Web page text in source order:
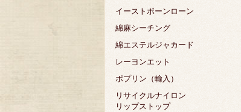
イーストボーンローン
綿麻シーチング
綿エステルジャカード
レーヨンエット
ポプリン（輸入）
リサイクルナイロン
リップストップ